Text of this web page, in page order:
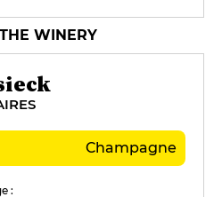
WINERY
Champagne
: